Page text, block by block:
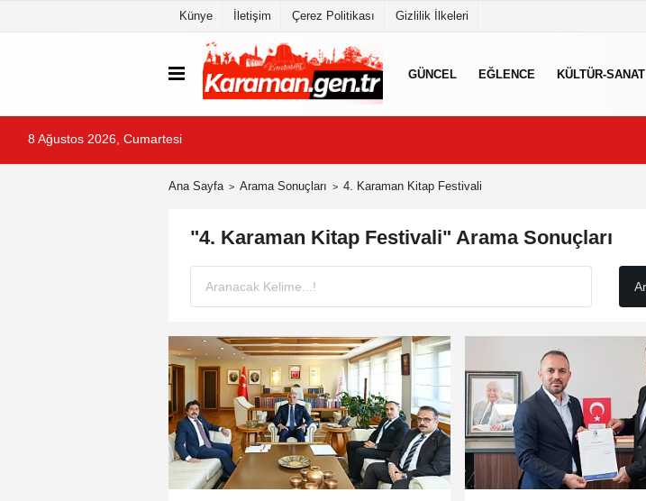
Künye İletişim Çerez Politikası Gizlilik İlkeleri
GÜNCEL EĞLENCE KÜLTÜR-SANAT
8 Ağustos 2026, Cumartesi
Ana Sayfa Arama Sonuçları 4. Karaman Kitap Festivali
"4. Karaman Kitap Festivali" Arama Sonuçları